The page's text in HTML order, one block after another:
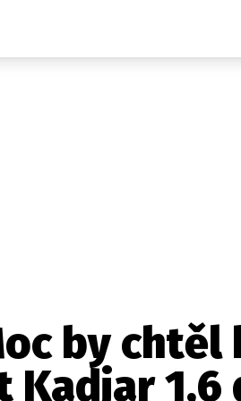
Český trh
Tuning
by
Kadjar 1,6